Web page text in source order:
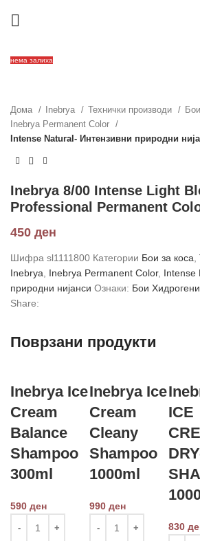
нема залиха
Дома Inebrya Технички производи
Inebrya Permanent Color
Intense Natural- Интензивни природни
Inebrya 8/00 Intense Light
Professional Permanent
450 ден
Шифра sl1111800 Категории Бои за коса
Inebrya
Inebrya Permanent Color, Intense
природни нијанси Ознаки: Бои
Share:
Поврзани продукти
Inebrya Ice
Cream
Balance
Shampoo
300ml
590 ден
Inebrya Ice
Cream
Cleany
Shampoo
1000ml
990 ден
ICE
830